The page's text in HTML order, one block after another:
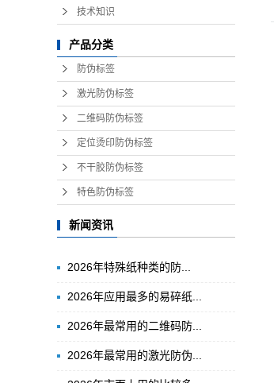
技术知识
产品分类
防伪标签
激光防伪标签
二维码防伪标签
定位烫印防伪标签
不干胶防伪标签
特色防伪标签
新闻资讯
​2026年特殊纸种类的防...
2026年应用最多的易碎纸...
2026年最常用的二维码防...
2026年最常用的激光防伪...